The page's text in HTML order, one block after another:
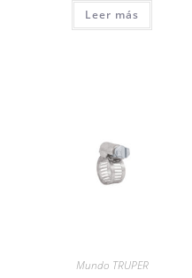
Leer más
Mundo TRUPER